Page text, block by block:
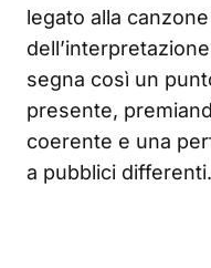
legato alla
segna così un
presente,
coerente e una
a pubblici differenti.